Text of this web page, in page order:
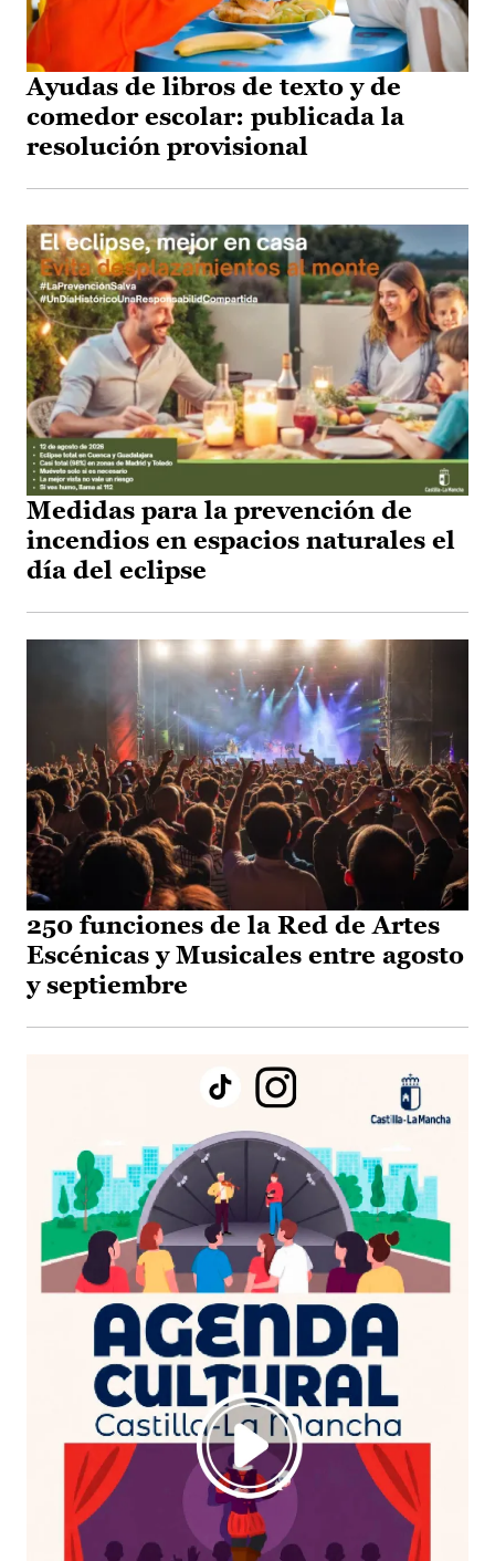
Ayudas de libros de texto y de
comedor escolar: publicada la
resolución provisional
Medidas para la prevención de
incendios en espacios naturales el
día del eclipse
250 funciones de la Red de Artes
Escénicas y Musicales entre agosto
y septiembre